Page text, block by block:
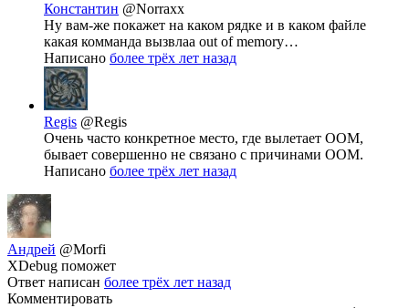
Константин @Norraxx
Ну вам-же покажет на каком рядке и в каком файле
какая комманда вызвлаа out of memory…
Написано более трёх лет назад
Regis @Regis
Очень часто конкретное место, где вылетает OOM,
бывает совершенно не связано с причинами OOM.
Написано более трёх лет назад
Андрей @Morfi
XDebug поможет
Ответ написан более трёх лет назад
Комментировать